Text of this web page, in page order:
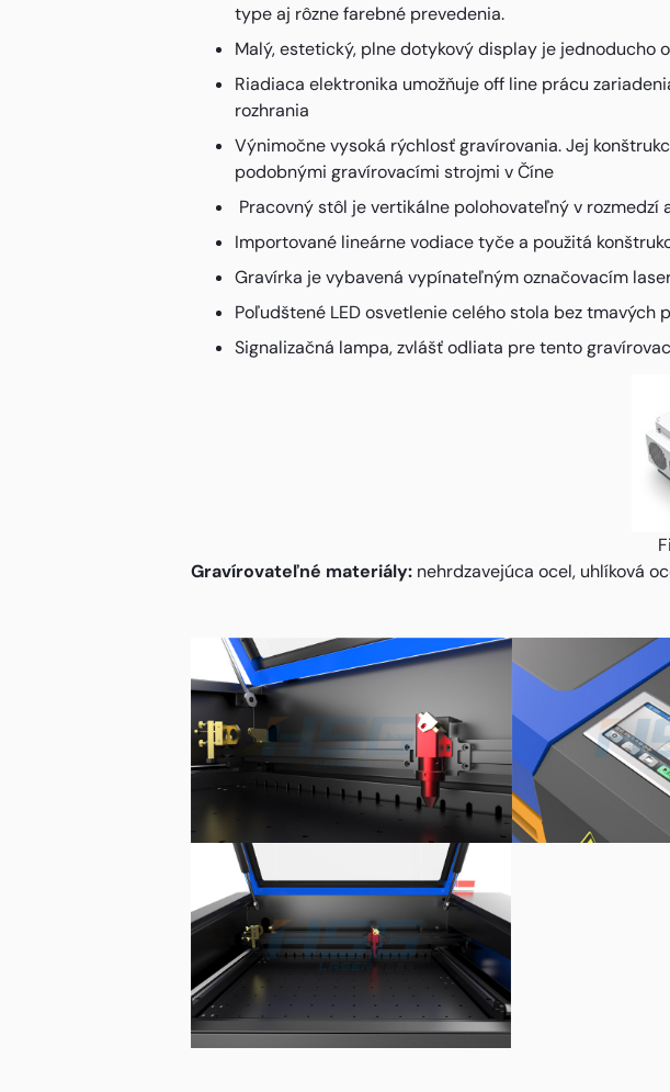
type aj rôzne farebné prevedenia.
Malý, estetický, plne dotykový display je jednoducho
Riadiaca elektronika umožňuje off line prácu
rozhrania
Výnimočne vysoká rýchlosť gravírovania. Jej
podobnými gravírovacími strojmi v Číne
Pracovný stôl je vertikálne polohovateľný v rozmedzí
Importované lineárne vodiace tyče a použitá
Gravírka je vybavená vypínateľným označovacím
Poľudštené LED osvetlenie celého stola bez tmavých
Signalizačná lampa, zvlášť odliata pre tento
Gravírovateľné materiály:nehrdzavejúca ocel, uhlíková